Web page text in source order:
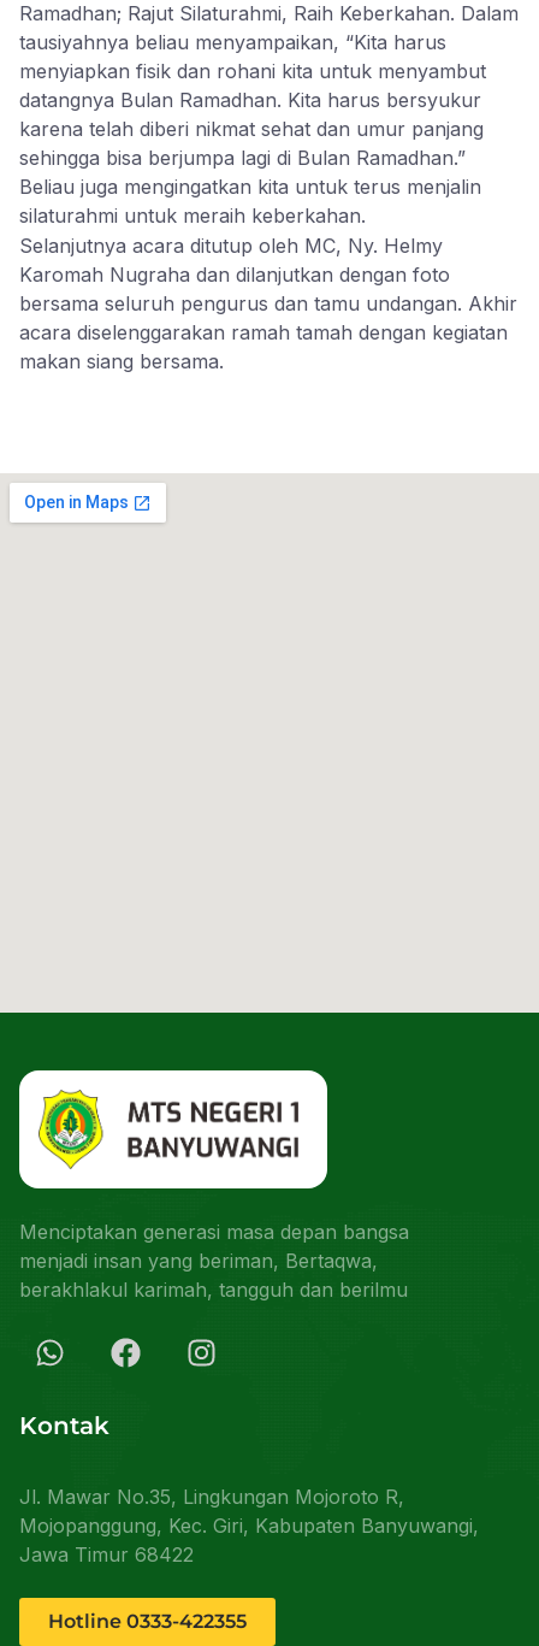
Ramadhan; Rajut Silaturahmi, Raih Keberkahan. Dalam
tausiyahnya beliau menyampaikan, “Kita harus
menyiapkan fisik dan rohani kita untuk menyambut
datangnya Bulan Ramadhan. Kita harus bersyukur
karena telah diberi nikmat sehat dan umur panjang
sehingga bisa berjumpa lagi di Bulan Ramadhan.”
Beliau juga mengingatkan kita untuk terus menjalin
silaturahmi untuk meraih keberkahan.
Selanjutnya acara ditutup oleh MC, Ny. Helmy
Karomah Nugraha dan dilanjutkan dengan foto
bersama seluruh pengurus dan tamu undangan. Akhir
acara diselenggarakan ramah tamah dengan kegiatan
makan siang bersama.
Menciptakan generasi masa depan bangsa
menjadi insan yang beriman, Bertaqwa,
berakhlakul karimah, tangguh dan berilmu
Kontak
Jl. Mawar No.35, Lingkungan Mojoroto R,
Mojopanggung, Kec. Giri, Kabupaten Banyuwangi,
Jawa Timur 68422
Hotline 0333-422355